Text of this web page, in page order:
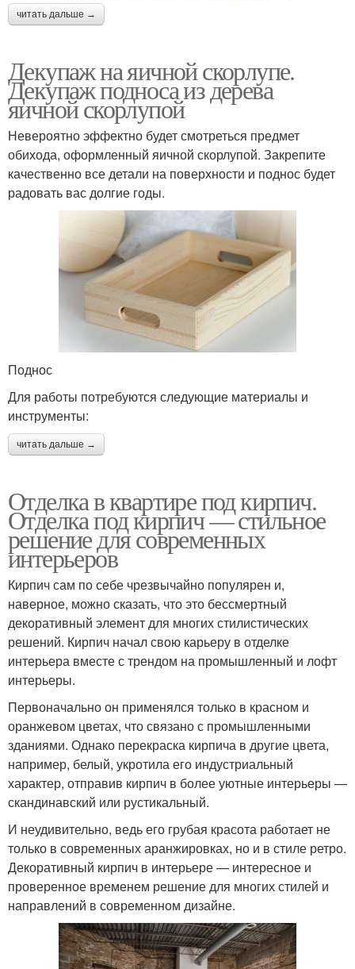
читать дальше →
Декупаж на яичной скорлупе.
Декупаж подноса из дерева
яичной скорлупой
Невероятно эффектно будет смотреться предмет
обихода, оформленный яичной скорлупой. Закрепите
качественно все детали на поверхности и поднос будет
радовать вас долгие годы.
Поднос
Для работы потребуются следующие материалы и
инструменты:
читать дальше →
Отделка в квартире под кирпич.
Отделка под кирпич — стильное
решение для современных
интерьеров
Кирпич сам по себе чрезвычайно популярен и,
наверное, можно сказать, что это бессмертный
декоративный элемент для многих стилистических
решений. Кирпич начал свою карьеру в отделке
интерьера вместе с трендом на промышленный и лофт
интерьеры.
Первоначально он применялся только в красном и
оранжевом цветах, что связано с промышленными
зданиями. Однако перекраска кирпича в другие цвета,
например, белый, укротила его индустриальный
характер, отправив кирпич в более уютные интерьеры —
скандинавский или рустикальный.
И неудивительно, ведь его грубая красота работает не
только в современных аранжировках, но и в стиле ретро.
Декоративный кирпич в интерьере — интересное и
проверенное временем решение для многих стилей и
направлений в современном дизайне.